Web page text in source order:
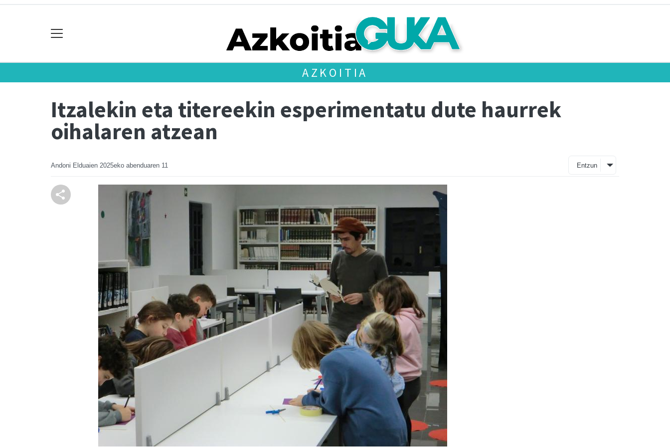
AZKOITIA
Itzalekin eta titereekin esperimentatu dute haurrek
oihalaren atzean
Andoni Elduaien 2025eko abenduaren 11 Entzun